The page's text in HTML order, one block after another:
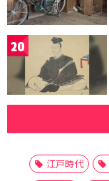
20
江戸時代